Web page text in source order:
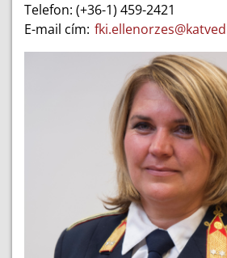
Telefon: (+36-1) 459-2421
E-mail cím: